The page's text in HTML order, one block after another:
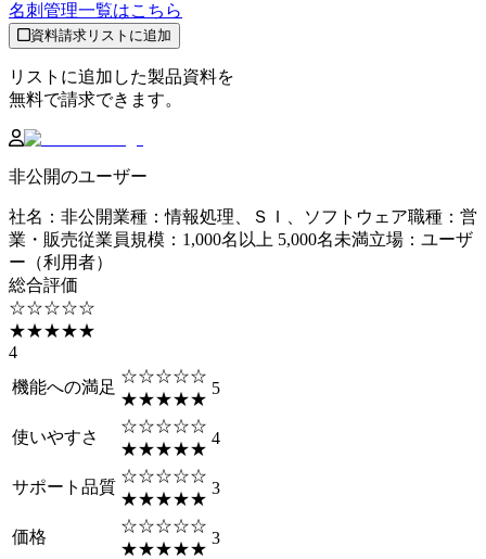
名刺管理一覧はこちら
資料請求リストに追加
リストに追加した製品資料を
無料で請求できます。
非公開のユーザー
社名 ： 非公開業種 ：情報処理、ＳＩ、ソフトウェア職種 ： 営
業・販売従業員規模 ： 1,000名以上 5,000名未満立場 ： ユーザ
ー（利用者）
総合評価
☆☆☆☆☆
★★★★★
4
機能への満足
☆☆☆☆☆
★★★★★
5
使いやすさ
☆☆☆☆☆
★★★★★
4
サポート品質
☆☆☆☆☆
★★★★★
3
価格
☆☆☆☆☆
★★★★★
3